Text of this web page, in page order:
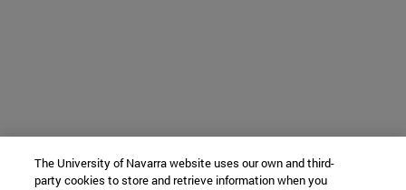
The University of Navarra website uses our own and third-
party cookies to store and retrieve information when you